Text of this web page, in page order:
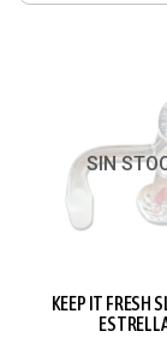
SIN
KEEP IT FRESH